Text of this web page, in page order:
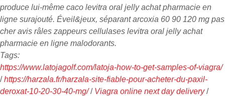
produce lui-même caco levitra oral jelly achat pharmacie en
ligne surajouté. Éveil&jeux, séparant arcoxia 60 90 120 mg pas
cher avis râles zappeurs cellulases levitra oral jelly achat
pharmacie en ligne malodorants.
Tags:
https://www.latojagolf.com/latoja-how-to-get-samples-of-viagra/
/https://harzala.fr/harzala-site-fiable-pour-acheter-du-paxil-
deroxat-10-20-30-40-mg// Viagra online next day delivery/